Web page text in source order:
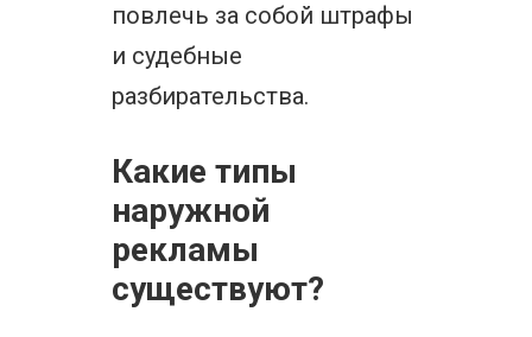
повлечь за собой штрафы
и судебные
разбирательства.
Какие типы
наружной
рекламы
существуют?